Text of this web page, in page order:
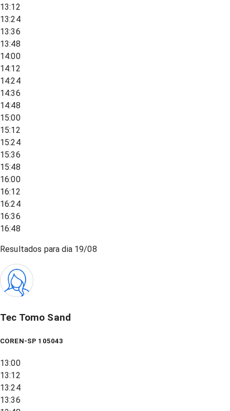
13:12
13:24
13:36
13:48
14:00
14:12
14:24
14:36
14:48
15:00
15:12
15:24
15:36
15:48
16:00
16:12
16:24
16:36
16:48
Resultados para dia 19/08
Tec Tomo Sand
COREN-SP 105043
13:00
13:12
13:24
13:36